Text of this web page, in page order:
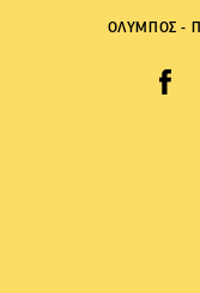
ΟΛΥΜΠΟΣ -